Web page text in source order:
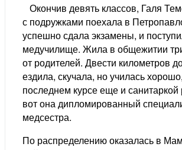
Окончив девять классов, Галя
с подружками поехала в
успешно сдала экзамены, и
медучилище. Жила в общежитии
от родителей. Двести километров
ездила, скучала, но училась
последнем курсе еще и
вот она дипломированный
медсестра.
По распределению оказалась в